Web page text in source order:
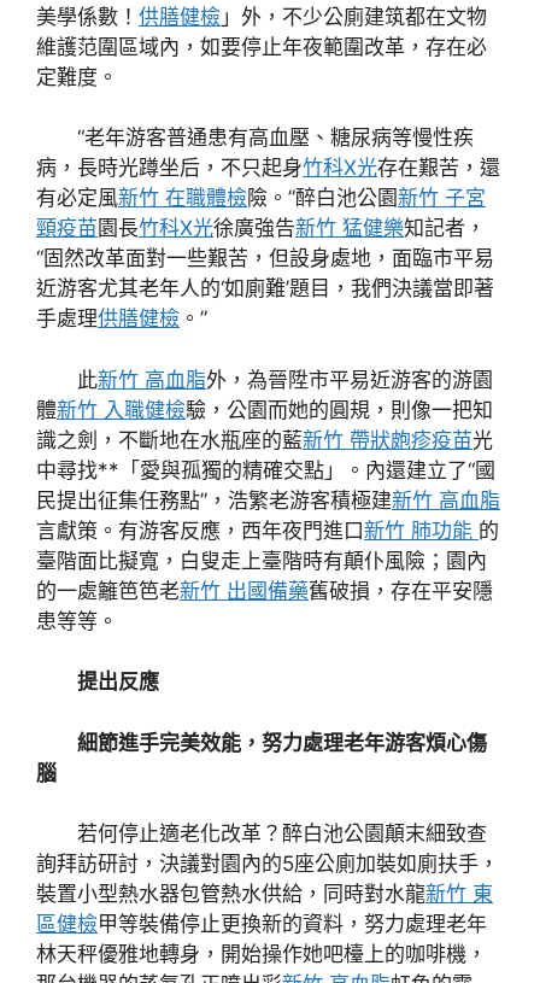
美學係數！ 供膳健檢 」外，不少公廁建筑都在文物
維護范圍區域內，如要停止年夜範圍改革，存在必
定難度。
“老年游客普通患有高血壓、糖尿病等慢性疾
病，長時光蹲坐后，不只起身竹科X光存在艱苦，還
有必定風新竹 在職體檢險。”醉白池公園新竹 子宮
頸疫苗 園長竹科X光徐廣強告新竹 猛健樂知記者，
“固然改革面對一些艱苦，但設身處地，面臨市平易
近游客尤其老年人的‘如廁難’題目，我們決議當即著
手處理供膳健檢 。”
此新竹 高血脂外，為晉陞市平易近游客的游園
體新竹 入職健檢驗，公園而她的圓規，則像一把知
識之劍，不斷地在水瓶座的藍新竹 帶狀皰疹疫苗光
中尋找**「愛與孤獨的精確交點」。內還建立了“國
民提出征集任務點”，浩繁老游客積極建新竹 高血脂
言獻策。有游客反應，西年夜門進口新竹 肺功能 的
臺階面比擬寬，白叟走上臺階時有顛仆風險；園內
的一處籬笆笆老新竹 出國備藥舊破損，存在平安隱
患等等。
提出反應
細節進手完美效能，努力處理老年游客煩心傷
腦
若何停止適老化改革？醉白池公園顛末細致查
詢拜訪研討，決議對園內的5座公廁加裝如廁扶手，
裝置小型熱水器包管熱水供給，同時對水龍新竹 東
區健檢甲等裝備停止更換新的資料，努力處理老年
林天秤優雅地轉身，開始操作她吧檯上的咖啡機，